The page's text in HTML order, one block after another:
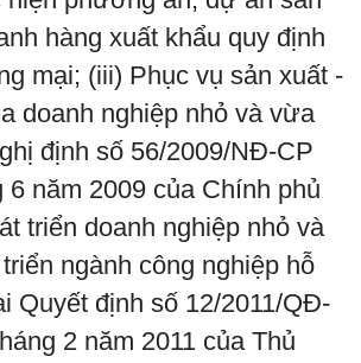
hàng xuất khẩu quy định
mại; (iii) Phục vụ sản xuất -
doanh nghiệp nhỏ và vừa
định số 56/2009/NĐ-CP
6 năm 2009 của Chính phủ
triển doanh nghiệp nhỏ và
ngành công nghiệp hỗ
Quyết định số 12/2011/QĐ-
2 năm 2011 của Thủ